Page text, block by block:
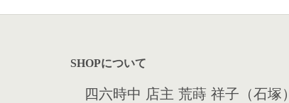
SHOPについて
四六時中 店主 荒蒔 祥子（石塚）